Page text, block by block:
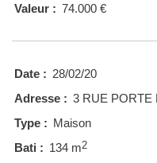
Valeur : 74.000 €
Date : 28/02/20
Adresse : 3 RUE PORTE
Type : Maison
Bati : 134 m2